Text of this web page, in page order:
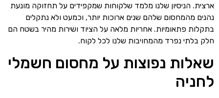
ארצית. הניסיון שלנו מלמד שלקוחות שמקפידים על תחזוקה מונעת
נהנים מהמחסום שלהם שנים ארוכות יותר, וכמעט ולא נתקלים
בתקלות פתאומיות. אחריות מלאה על הציוד ושירות מהיר בשטח הם
חלק בלתי נפרד מהמחויבות שלנו לכל לקוח.
שאלות נפוצות על מחסום חשמלי
לחניה